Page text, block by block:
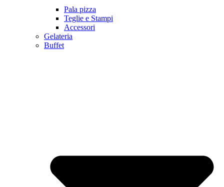
Pala pizza
Teglie e Stampi
Accessori
Gelateria
Buffet